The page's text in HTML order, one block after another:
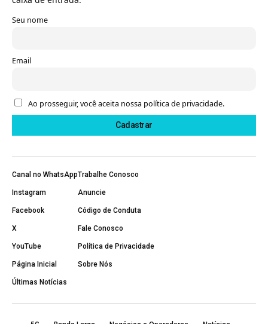
Seu nome
Email
Ao prosseguir, você aceita nossa política de privacidade.
Canal no WhatsApp
Instagram
Facebook
X
YouTube
Página Inicial
Últimas Notícias
Trabalhe Conosco
Anuncie
Código de Conduta
Fale Conosco
Política de Privacidade
Sobre Nós